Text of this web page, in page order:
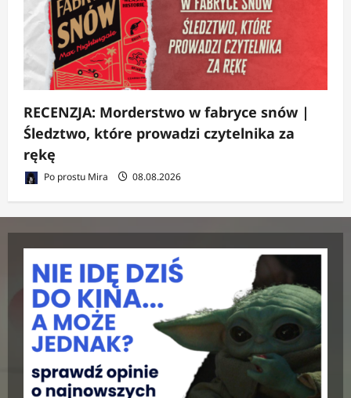
RECENZJA: Morderstwo w fabryce snów |
Śledztwo, które prowadzi czytelnika za
rękę
Po prostu Mira 08.08.2026